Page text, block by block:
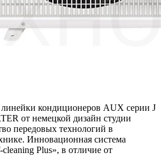
кондиционеров AUX серии J
от немецкой дизайн студии
передовых технологий в
Инновационная система
Plus», в отличие от